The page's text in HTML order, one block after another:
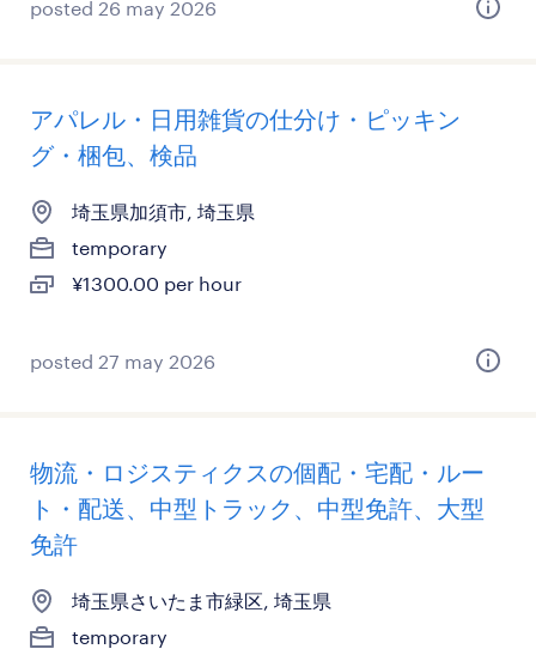
posted 26 may 2026
アパレル・日用雑貨の仕分け・ピッキン
グ・梱包、検品
埼玉県加須市, 埼玉県
temporary
¥1300.00 per hour
posted 27 may 2026
物流・ロジスティクスの個配・宅配・ルー
ト・配送、中型トラック、中型免許、大型
免許
埼玉県さいたま市緑区, 埼玉県
temporary